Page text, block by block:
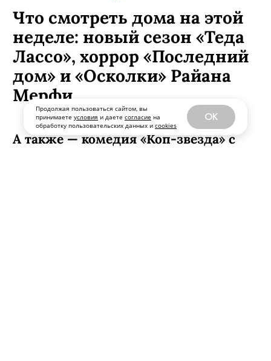
Продолжая пользоваться сайтом, вы
принимаете условия и даете согласие на
обработку пользовательских данных и cookies
OK
Что смотреть дома на этой
неделе: новый сезон «Теда
Лассо», хоррор «Последний
дом» и «Осколки» Райана
Мерфи
А также — комедия «Коп-звезда» с